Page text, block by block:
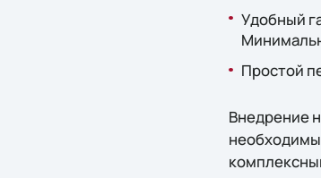
Удобный
Простой
Внедрение